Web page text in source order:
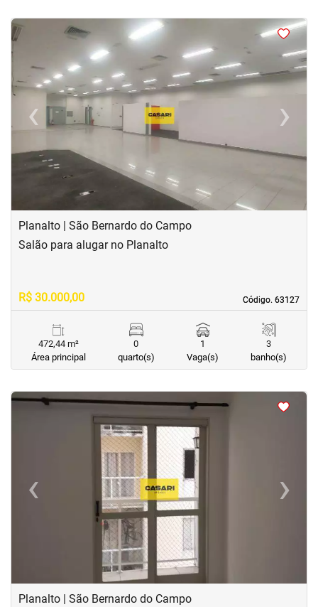
<<
‹Previous ›Next
Planalto | São Bernardo do Campo
Código. 63127
Código. 63127
Salão para alugar no Planalto
R$ 30.000,00
472,44 m²
Área principal
0
quarto(s)
1
Vaga(s)
3
banho(s)
<<<<
‹Previous ›Next
Planalto | São Bernardo do Campo